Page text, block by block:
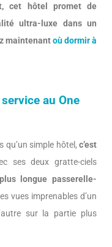
cet hôtel promet de
ultra-luxe dans un
maintenantoù dormir à
au One
qu’un simple hôtel, c’est
ses deux gratte-ciels
longue passerelle-
vues imprenables d’un
sur la partie plus